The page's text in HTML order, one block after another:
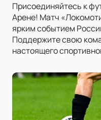
Присоединяйтесь к
Арене! Матч
ярким событием
Поддержите свою
настоящего